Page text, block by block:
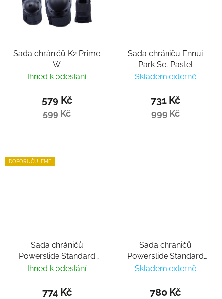
Sada chráničů K2 Prime
W
Ihned k odeslání
579 Kč
599 Kč
Sada chráničů Ennui
Park Set Pastel
Skladem externě
731 Kč
999 Kč
DOPORUČUJEME
Sada chráničů
Powerslide Standard
Black
Ihned k odeslání
774 Kč
Sada chráničů
Powerslide Standard
Red/pink
Skladem externě
780 Kč